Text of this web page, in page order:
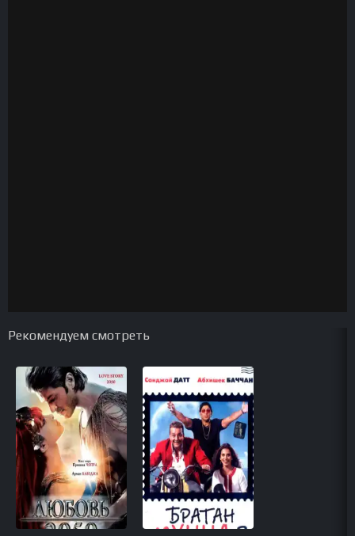
Рекомендуем смотреть